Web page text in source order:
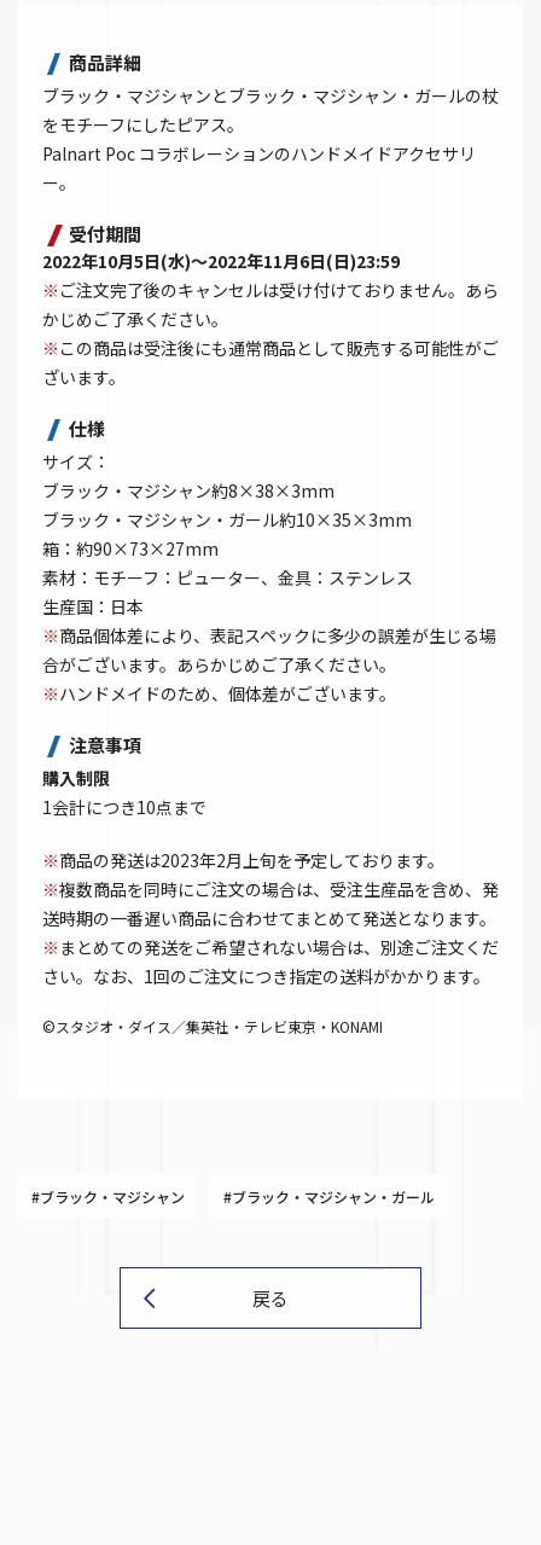
商品詳細
ブラック・マジシャンとブラック・マジシャン・ガールの杖
をモチーフにしたピアス。
Palnart Poc コラボレーションのハンドメイドアクセサリ
ー。
受付期間
2022年10月5日(水)～2022年11月6日(日)23:59
※ ご注文完了後のキャンセルは受け付けておりません。あら
かじめご了承ください。
※ この商品は受注後にも通常商品として販売する可能性がご
ざいます。
仕様
サイズ：
ブラック・マジシャン約8×38×3mm
ブラック・マジシャン・ガール約10×35×3mm
箱：約90×73×27mm
素材：モチーフ：ピューター、金具：ステンレス
生産国：日本
※商品個体差により、表記スペックに多少の誤差が生じる場
合がございます。あらかじめご了承ください。
※ハンドメイドのため、個体差がございます。
注意事項
購入制限
1会計につき10点まで
※商品の発送は2023年2月上旬を予定しております。
※複数商品を同時にご注文の場合は、受注生産品を含め、発
送時期の一番遅い商品に合わせてまとめて発送となります。
※ まとめての発送をご希望されない場合は、別途ご注文くだ
さい。なお、1回のご注文につき指定の送料がかかります。
©スタジオ・ダイス／集英社・テレビ東京・KONAMI
#ブラック・マジシャン #ブラック・マジシャン・ガール
戻る